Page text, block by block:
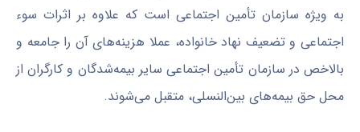
به ویژه سازمان تأمین اجتماعی است که علاوه بر اثرات سوء
اجتماعی و تضعیف نهاد خانواده، عملا هزینه‌های آن را جامعه و
بالاخص در سازمان تأمین اجتماعی سایر بیمه‌شدگان و کارگران از
محل حق بیمه‌های بین‌النسلی، متقبل می‌شوند.